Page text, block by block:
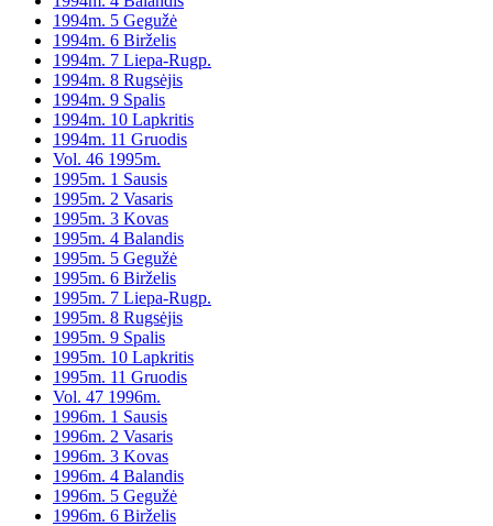
1994m. 5 Gegužė
1994m. 6 Birželis
1994m. 7 Liepa-Rugp.
1994m. 8 Rugsėjis
1994m. 9 Spalis
1994m. 10 Lapkritis
1994m. 11 Gruodis
Vol. 46 1995m.
1995m. 1 Sausis
1995m. 2 Vasaris
1995m. 3 Kovas
1995m. 4 Balandis
1995m. 5 Gegužė
1995m. 6 Birželis
1995m. 7 Liepa-Rugp.
1995m. 8 Rugsėjis
1995m. 9 Spalis
1995m. 10 Lapkritis
1995m. 11 Gruodis
Vol. 47 1996m.
1996m. 1 Sausis
1996m. 2 Vasaris
1996m. 3 Kovas
1996m. 4 Balandis
1996m. 5 Gegužė
1996m. 6 Birželis